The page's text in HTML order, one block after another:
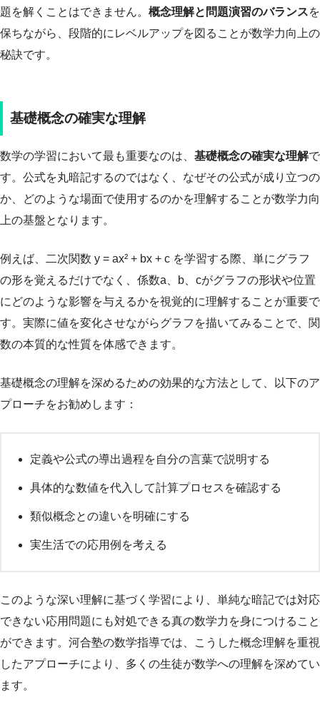
題を解くことはできません。 概念理解と問題演習のバランスを
保ちながら、段階的にレベルアップを図ることが数学力向上の
秘訣です。
基礎概念の確実な理解
数学の学習において最も重要なのは、 基礎概念の確実な理解で
す。公式を丸暗記するのではなく、なぜその公式が成り立つの
か、どのような場面で使用するのかを理解することが数学力向
上の基盤となります。
例えば、二次関数 y = ax² + bx + c を学習する際、単にグラフ
の形を覚えるだけでなく、係数a、b、cがグラフの形状や位置
にどのような影響を与えるかを視覚的に理解することが重要で
す。実際に値を変化させながらグラフを描いてみることで、関
数の本質的な性質を体感できます。
基礎概念の理解を深めるための効果的な方法として、以下のア
プローチをお勧めします：
定義や公式の導出過程を自分の言葉で説明する
具体的な数値を代入して計算プロセスを確認する
類似概念との違いを明確にする
実生活での応用例を考える
このような深い理解に基づく学習により、単純な暗記では対応
できない応用問題にも対処できる真の数学力を身につけること
ができます。河合塾の数学指導では、こうした概念理解を重視
したアプローチにより、多くの生徒が数学への理解を深めてい
ます。